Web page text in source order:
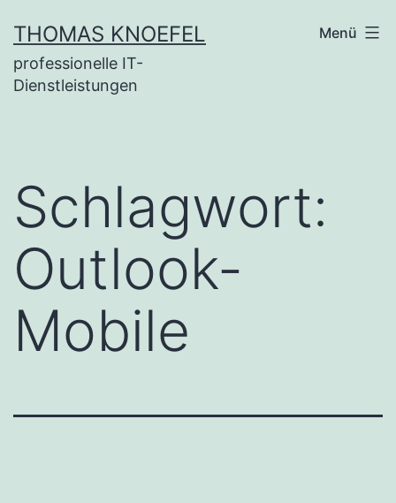
Inhalt
springen
THOMAS KNOEFEL
professionelle IT-
Dienstleistungen
Menü
Schlagwort:
Outlook-
Mobile